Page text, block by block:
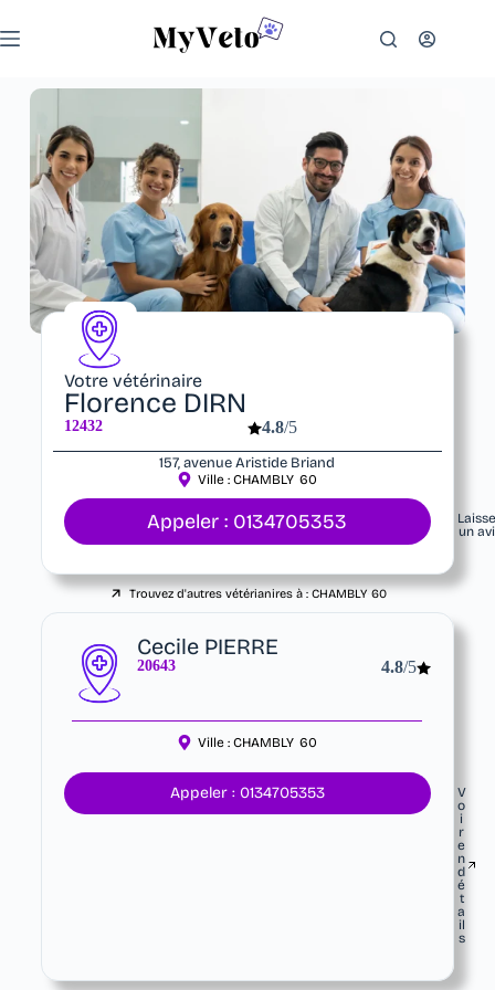
Votre vétérinaire
Florence DIRN
12432 4.8/5
157, avenue Aristide Briand
Ville :CHAMBLY 60
Appeler : 0134705353
un
Trouvez d'autres vétérianires à : CHAMBLY 60
Cecile PIERRE
20643 4.8/5
Ville :CHAMBLY 60
Appeler : 0134705353
V
o
i
r
e
n
d
é
t
a
il
s